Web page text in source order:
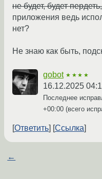
не будет, будет
приложения ведь
нет?
Не знаю как быть,
gobot ★★★★
16.12.2025
Последнее
+00:00 (всего
Ответить Ссылка
←